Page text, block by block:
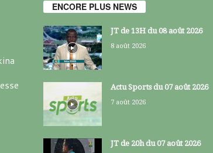
ENCORE PLUS NEWS
JT de 13H du 08 août 2026
8 août 2026
Actu Sports du 07 août 2026
7 août 2026
JT de 20h du 07 août 2026